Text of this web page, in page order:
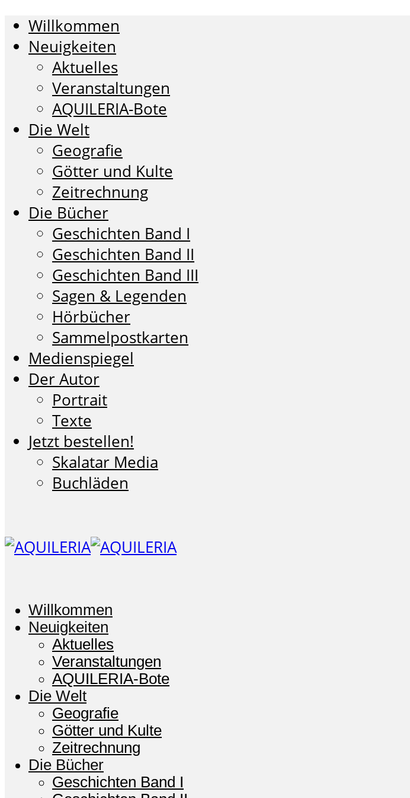
Willkommen
Neuigkeiten
Aktuelles
Veranstaltungen
AQUILERIA-Bote
Die Welt
Geografie
Götter und Kulte
Zeitrechnung
Die Bücher
Geschichten Band I
Geschichten Band II
Geschichten Band III
Sagen & Legenden
Hörbücher
Sammelpostkarten
Medienspiegel
Der Autor
Portrait
Texte
Jetzt bestellen!
Skalatar Media
Buchläden
Willkommen
Neuigkeiten
Aktuelles
Veranstaltungen
AQUILERIA-Bote
Die Welt
Geografie
Götter und Kulte
Zeitrechnung
Die Bücher
Geschichten Band I